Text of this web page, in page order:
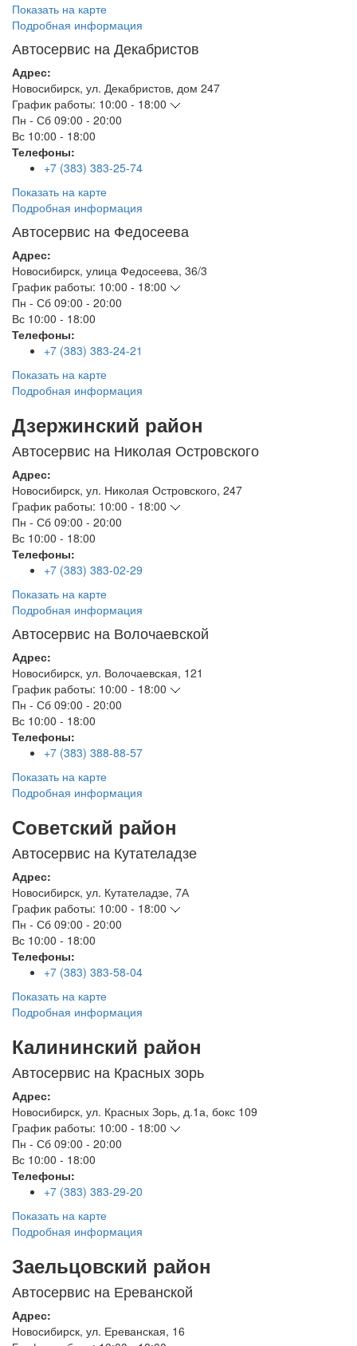
Показать на карте
Подробная информация
Автосервис на Декабристов
Адрес:
Новосибирск, ул. Декабристов, дом 247
График работы: 10:00 - 18:00
Пн - Сб 09:00 - 20:00
Вс 10:00 - 18:00
Телефоны:
+7 (383) 383-25-74
Показать на карте
Подробная информация
Автосервис на Федосеева
Адрес:
Новосибирск, улица Федосеева, 36/3
График работы: 10:00 - 18:00
Пн - Сб 09:00 - 20:00
Вс 10:00 - 18:00
Телефоны:
+7 (383) 383-24-21
Показать на карте
Подробная информация
Дзержинский район
Автосервис на Николая Островского
Адрес:
Новосибирск, ул. Николая Островского, 247
График работы: 10:00 - 18:00
Пн - Сб 09:00 - 20:00
Вс 10:00 - 18:00
Телефоны:
+7 (383) 383-02-29
Показать на карте
Подробная информация
Автосервис на Волочаевской
Адрес:
Новосибирск, ул. Волочаевская, 121
График работы: 10:00 - 18:00
Пн - Сб 09:00 - 20:00
Вс 10:00 - 18:00
Телефоны:
+7 (383) 388-88-57
Показать на карте
Подробная информация
Советский район
Автосервис на Кутателадзе
Адрес:
Новосибирск, ул. Кутателадзе, 7А
График работы: 10:00 - 18:00
Пн - Сб 09:00 - 20:00
Вс 10:00 - 18:00
Телефоны:
+7 (383) 383-58-04
Показать на карте
Подробная информация
Калининский район
Автосервис на Красных зорь
Адрес:
Новосибирск, ул. Красных Зорь, д.1а, бокс 109
График работы: 10:00 - 18:00
Пн - Сб 09:00 - 20:00
Вс 10:00 - 18:00
Телефоны:
+7 (383) 383-29-20
Показать на карте
Подробная информация
Заельцовский район
Автосервис на Ереванской
Адрес:
Новосибирск, ул. Ереванская, 16